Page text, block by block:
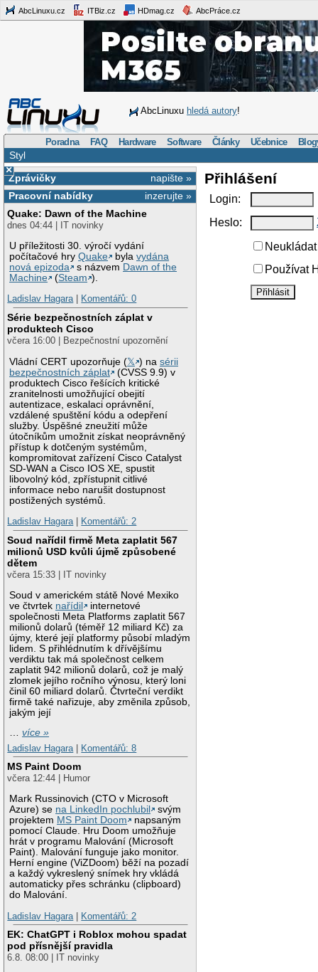
AbcLinuxu.cz ITBiz.cz HDmag.cz AbcPráce.cz
AbcLinuxu hledá autory!
Poradna FAQ Hardware Software Články Učebnice
Styl
×
napište »
Zprávičky
inzerujte »
Pracovní nabídky
Quake: Dawn of the Machine
dnes 04:44 | IT novinky
U příležitosti 30. výročí vydání
počítačové hryQuake bylavydána
nová epizoda
s názvem Dawn of the
Machine
(Steam ).
Ladislav Hagara| Komentářů: 0
Série bezpečnostních záplat v
produktech Cisco
včera 16:00 | Bezpečnostní upozornění
Vládní CERT upozorňuje (𝕏 ) nasérii
bezpečnostních záplat
(CVSS 9.9) v
produktech Cisco řešících kritické
zranitelnosti umožňující obejití
autentizace, eskalaci oprávnění,
vzdálené spuštění kódu a odepření
služby. Úspěšné zneužití může
útočníkům umožnit získat neoprávněný
přístup k dotčeným systémům,
kompromitovat zařízení Cisco Catalyst
SD-WAN a Cisco IOS XE, spustit
libovolný kód, zpřístupnit citlivé
informace nebo narušit dostupnost
postižených systémů.
Ladislav Hagara| Komentářů: 2
Soud nařídil firmě Meta zaplatit 567
milionů USD kvůli újmě způsobené
dětem
včera 15:33 | IT novinky
Soud v americkém státě Nové Mexiko
ve čtvrtek nařídil
internetové
společnosti Meta Platforms zaplatit 567
milionů dolarů (téměř 12 miliard Kč) za
újmy, které její platformy působí mladým
lidem. S přihlédnutím k dřívějšímu
verdiktu tak má společnost celkem
zaplatit 942 milionů dolarů, což je malý
zlomek jejího ročního výnosu, který loni
činil 60 miliard dolarů. Čtvrteční verdikt
firmě také nařizuje, aby změnila způsob,
jakým její
…více »
Ladislav Hagara
Komentářů: 8
MS Paint Doom
včera 12:44 | Humor
Mark Russinovich (CTO v Microsoft
Azure) se na LinkedIn pochlubil
svým
projektem MS Paint Doom
napsaným
pomocí Claude. Hru Doom umožňuje
hrát v programu Malování (Microsoft
Paint). Malování funguje jako monitor.
Herní engine (ViZDoom) běží na pozadí
a každý vykreslený snímek hry vkládá
automaticky přes schránku (clipboard)
do Malování.
Ladislav Hagara
Komentářů: 2
EK: ChatGPT i Roblox mohou spadat
pod přísnější pravidla
6.8. 08:00 | IT novinky
Přihlášení
Login:
Heslo:
Používat